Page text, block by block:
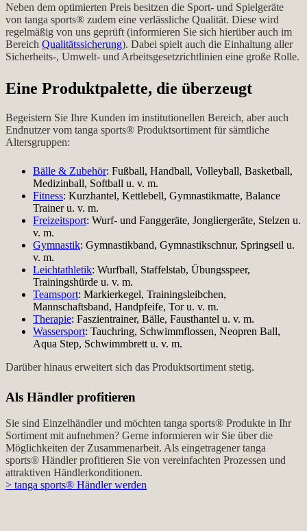
Neben dem optimierten Preis besitzen die Sport- und Spielgeräte
von tanga sports® zudem eine verlässliche Qualität. Diese wird
regelmäßig von uns geprüft (informieren Sie sich hierüber auch im
Bereich Qualitätssicherung). Dabei spielt auch die Einhaltung aller
Sicherheits-, Umwelt- und Arbeitsgesetzrichtlinien eine große Rolle.
Eine Produktpalette, die überzeugt
Begeistern Sie Ihre Kunden im institutionellen Bereich, aber auch
Endnutzer vom tanga sports® Produktsortiment für sämtliche
Altersgruppen:
Bälle & Zubehör: Fußball, Handball, Volleyball, Basketball,
Medizinball, Softball u. v. m.
Fitness: Kurzhantel, Kettlebell, Gymnastikmatte, Balance
Trainer u. v. m.
Freizeitsport: Wurf- und Fanggeräte, Jongliergeräte, Stelzen u.
v. m.
Gymnastik: Gymnastikband, Gymnastikschnur, Springseil u.
v. m.
Leichtathletik: Wurfball, Staffelstab, Übungsspeer,
Trainingshürde u. v. m.
Teamsport: Markierkegel, Trainingsleibchen,
Mannschaftsband, Handpfeife, Tor u. v. m.
Therapie: Faszientrainer, Bälle, Fausthantel u. v. m.
Wassersport: Tauchring, Schwimmflossen, Neopren Ball,
Aqua Step, Schwimmbrett u. v. m.
Darüber hinaus erweitert sich das Produktsortiment stetig.
Als Händler profitieren
Sie sind Einzelhändler und möchten tanga sports® Produkte in Ihr
Sortiment mit aufnehmen? Gerne informieren wir Sie über die
Möglichkeiten der Zusammenarbeit. Als eingetragener tanga
sports® Händler profitieren Sie von vereinfachten Prozessen und
attraktiven Händlerkonditionen.
> tanga sports® Händler werden